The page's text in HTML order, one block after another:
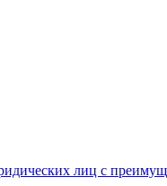
лиц с